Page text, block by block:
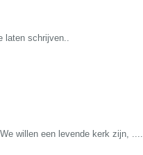
laten schrijven..
willen een levende kerk zijn,